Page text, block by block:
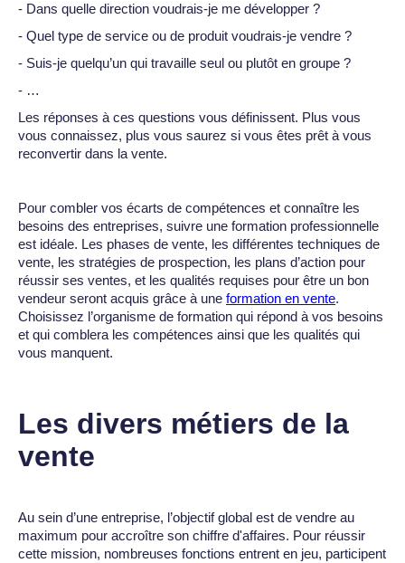
- Dans quelle direction voudrais-je me développer ?
- Quel type de service ou de produit voudrais-je vendre ?
- Suis-je quelqu’un qui travaille seul ou plutôt en groupe ?
- …
Les réponses à ces questions vous définissent. Plus vous
vous connaissez, plus vous saurez si vous êtes prêt à vous
reconvertir dans la vente.
Pour combler vos écarts de compétences et connaître les
besoins des entreprises, suivre une formation professionnelle
est idéale. Les phases de vente, les différentes techniques de
vente, les stratégies de prospection, les plans d’action pour
réussir ses ventes, et les qualités requises pour être un bon
vendeur seront acquis grâce à une formation en vente.
Choisissez l’organisme de formation qui répond à vos besoins
et qui comblera les compétences ainsi que les qualités qui
vous manquent.
Les divers métiers de la
vente
Au sein d’une entreprise, l’objectif global est de vendre au
maximum pour accroître son chiffre d'affaires. Pour réussir
cette mission, nombreuses fonctions entrent en jeu, participent